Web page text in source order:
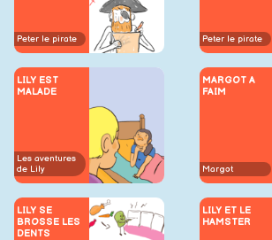
Peter le pirate Peter le pirate
LILY EST
MALADE
Les aventures
de Lily
MARGOT A
FAIM
Margot
LILY SE
BROSSE LES
DENTS
LILY ET LE
HAMSTER